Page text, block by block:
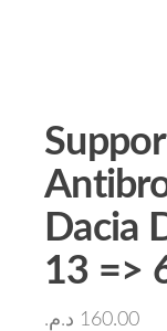
Dacia
13 =>
160.00 د.م.